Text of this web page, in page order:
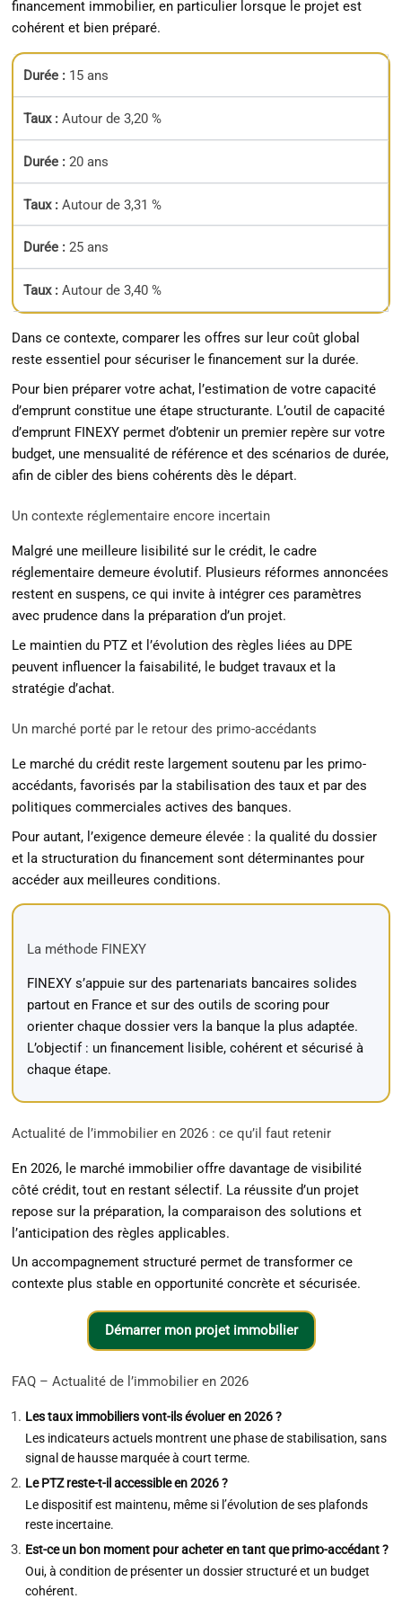
financement immobilier, en particulier lorsque le projet est
cohérent et bien préparé.
15 ans
Autour de 3,20 %
20 ans
Autour de 3,31 %
25 ans
Autour de 3,40 %
Dans ce contexte, comparer les offres sur leur coût global
reste essentiel pour sécuriser le financement sur la durée.
Pour bien préparer votre achat, l’estimation de votre capacité
d’emprunt constitue une étape structurante. L’outil de capacité
d’emprunt FINEXY permet d’obtenir un premier repère sur votre
budget, une mensualité de référence et des scénarios de durée,
afin de cibler des biens cohérents dès le départ.
Un contexte réglementaire encore incertain
Malgré une meilleure lisibilité sur le crédit, le cadre
réglementaire demeure évolutif. Plusieurs réformes annoncées
restent en suspens, ce qui invite à intégrer ces paramètres
avec prudence dans la préparation d’un projet.
Le maintien du PTZ et l’évolution des règles liées au DPE
peuvent influencer la faisabilité, le budget travaux et la
stratégie d’achat.
Un marché porté par le retour des primo-accédants
Le marché du crédit reste largement soutenu par les primo-
accédants, favorisés par la stabilisation des taux et par des
politiques commerciales actives des banques.
Pour autant, l’exigence demeure élevée : la qualité du dossier
et la structuration du financement sont déterminantes pour
accéder aux meilleures conditions.
La méthode FINEXY
FINEXY s’appuie sur des partenariats bancaires solides
partout en France et sur des outils de scoring pour
orienter chaque dossier vers la banque la plus adaptée.
L’objectif : un financement lisible, cohérent et sécurisé à
chaque étape.
Actualité de l’immobilier en 2026 : ce qu’il faut retenir
En 2026, le marché immobilier offre davantage de visibilité
côté crédit, tout en restant sélectif. La réussite d’un projet
repose sur la préparation, la comparaison des solutions et
l’anticipation des règles applicables.
Un accompagnement structuré permet de transformer ce
contexte plus stable en opportunité concrète et sécurisée.
Démarrer mon projet immobilier
FAQ – Actualité de l’immobilier en 2026
Les taux immobiliers vont-ils évoluer en 2026 ?
Les indicateurs actuels montrent une phase de stabilisation, sans
signal de hausse marquée à court terme.
Le PTZ reste-t-il accessible en 2026 ?
Le dispositif est maintenu, même si l’évolution de ses plafonds
reste incertaine.
Est-ce un bon moment pour acheter en tant que primo-accédant ?
Oui, à condition de présenter un dossier structuré et un budget
cohérent.